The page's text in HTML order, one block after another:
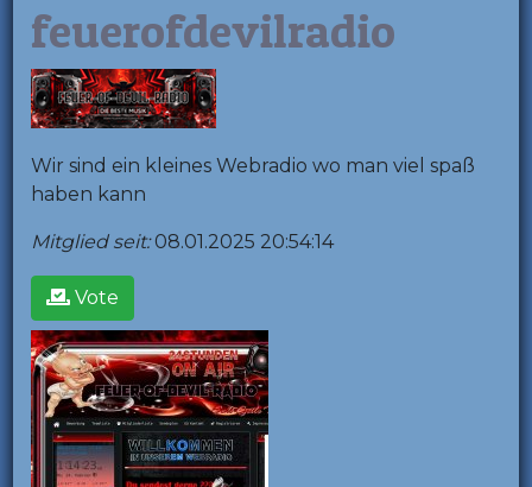
feuerofdevilradio
Wir sind ein kleines Webradio wo man viel spaß
haben kann
Mitglied seit:08.01.2025 20:54:14
Vote